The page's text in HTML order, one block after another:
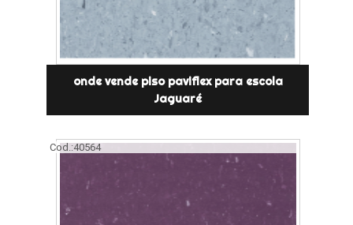
onde vende piso paviflex para escola
Jaguaré
Cod.:40564